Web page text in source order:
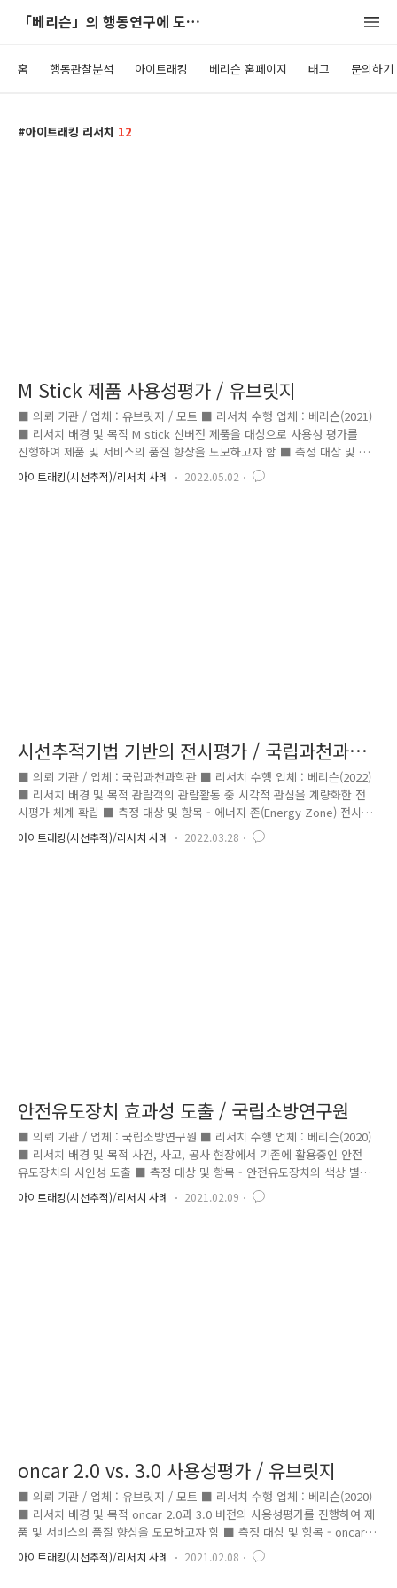
「베리슨」의 행동연구에 도움이 되는 블로그
홈 행동관찰분석 아이트래킹 베리슨 홈페이지 태그 문의하기
아이트래킹 리서치 12
M Stick 제품 사용성평가 / 유브릿지
■ 의뢰 기관 / 업체 : 유브릿지 / 모트 ■ 리서치 수행 업체 : 베리슨(2021)
■ 리서치 배경 및 목적 M stick 신버전 제품을 대상으로 사용성 평가를
진행하여 제품 및 서비스의 품질 향상을 도모하고자 함 ■ 측정 대상 및 항
목 - M stick 구버전/신버전에 대한 사용자들의 시선 양상 분석 - M stick
구버전/신버전에 대한 인터페이스 비교 분석 ■ 리서치 결과 - 구버전, 신
아이트래킹(시선추적)/리서치 사례 2022.05.02
시선추적기법 기반의 전시평가 / 국립과천과학
관
■ 의뢰 기관 / 업체 : 국립과천과학관 ■ 리서치 수행 업체 : 베리슨(2022)
■ 리서치 배경 및 목적 관람객의 관람활동 중 시각적 관심을 계량화한 전
시평가 체계 확립 ■ 측정 대상 및 항목 - 에너지 존(Energy Zone) 전시물
의 전시연출 형태에 따른 시각적 흥미 - 항공 존(Aircraft Zone) 전시물의
전시연출 형태에 따른 시각적 흥미 ■ 리서치 결과 - 에너지 존(Energy
아이트래킹(시선추적)/리서치 사례 2022.03.28
안전유도장치 효과성 도출 / 국립소방연구원
■ 의뢰 기관 / 업체 : 국립소방연구원 ■ 리서치 수행 업체 : 베리슨(2020)
■ 리서치 배경 및 목적 사건, 사고, 공사 현장에서 기존에 활용중인 안전
유도장치의 시인성 도출 ■ 측정 대상 및 항목 - 안전유도장치의 색상 별
사인 유도등 시인성 측정 - 안전유도장치의 시선유도시설 종류별 시인성 측
정 ■ 리서치 결과 ① 안전유도장치의 색상 별 사인 유도등 시인성 측정 -
아이트래킹(시선추적)/리서치 사례 2021.02.09
oncar 2.0 vs. 3.0 사용성평가 / 유브릿지
■ 의뢰 기관 / 업체 : 유브릿지 / 모트 ■ 리서치 수행 업체 : 베리슨(2020)
■ 리서치 배경 및 목적 oncar 2.0과 3.0 버전의 사용성평가를 진행하여 제
품 및 서비스의 품질 향상을 도모하고자 함 ■ 측정 대상 및 항목 - oncar
2.0 및 3.0 버전의 인터페이스의 시인성 분석 - oncar 2.0 및 3.0 버전의 인
터페이스의 초반 식별성 분석 ■ 리서치 결과 : (분석 사진 또는 동영상 1~2
아이트래킹(시선추적)/리서치 사례 2021.02.08